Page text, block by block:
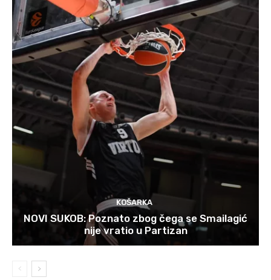
KOŠARKA
NOVI SUKOB: Poznato zbog čega se Smailagić
nije vratio u Partizan